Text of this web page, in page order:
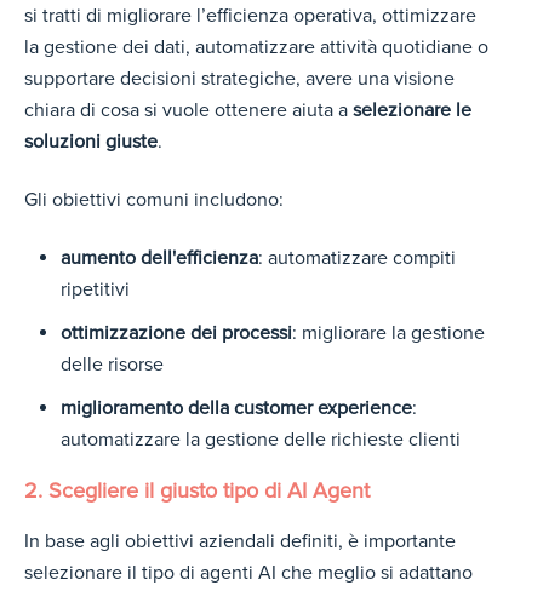
si tratti di migliorare l’efficienza operativa, ottimizzare
la gestione dei dati, automatizzare attività quotidiane o
supportare decisioni strategiche, avere una visione
chiara di cosa si vuole ottenere aiuta a selezionare le
soluzioni giuste.
Gli obiettivi comuni includono:
aumento dell'efficienza: automatizzare compiti
ripetitivi
ottimizzazione dei processi: migliorare la gestione
delle risorse
miglioramento della customer experience:
automatizzare la gestione delle richieste clienti
2. Scegliere il giusto tipo di AI Agent
In base agli obiettivi aziendali definiti, è importante
selezionare il tipo di agenti AI che meglio si adattano